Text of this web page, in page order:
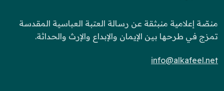
منصّة إعلامية منبثقة عن رسالة العتبة العباسية المقدسة
تمزج في طرحها بين الإيمان والإبداع والإرث والحداثة.
info@alkafeel.net